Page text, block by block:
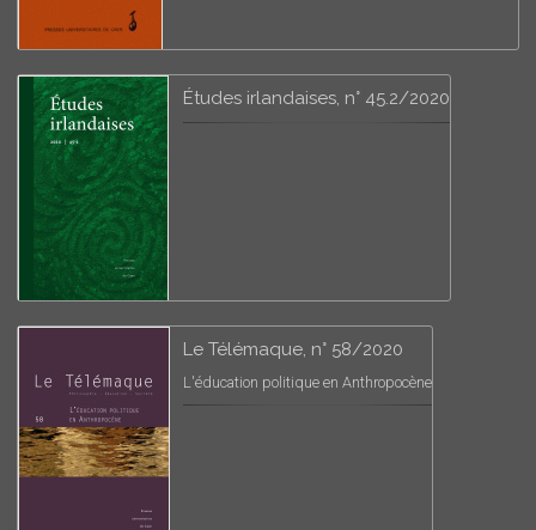
Études irlandaises, n° 45.2/2020
Le Télémaque, n° 58/2020
L'éducation politique en Anthropocène